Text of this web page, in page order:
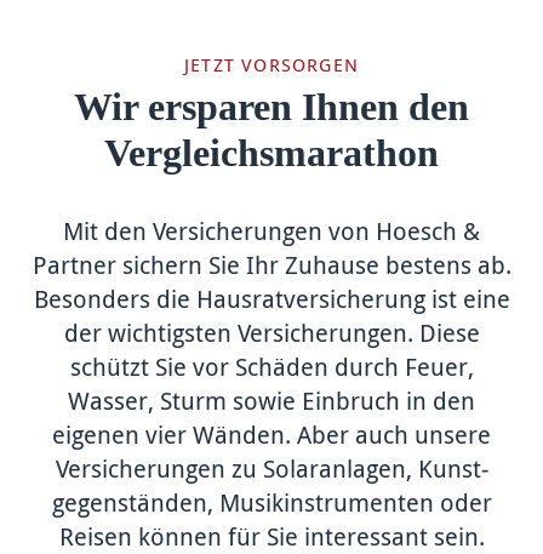
JETZT VORSORGEN
Wir ersparen Ihnen den
Vergleichsmarathon
Mit den Versicherungen von Hoesch &
Partner sichern Sie Ihr Zuhause bestens ab.
Besonders die Haus­rat­versicherung ist eine
der wichtigsten Versicher­ungen. Diese
schützt Sie vor Schäden durch Feuer,
Wasser, Sturm sowie Einbruch in den
eigenen vier Wänden. Aber auch unsere
Versicherungen zu Solar­anlagen, Kunst­
gegenständen, Musik­instrumenten oder
Reisen können für Sie interessant sein.